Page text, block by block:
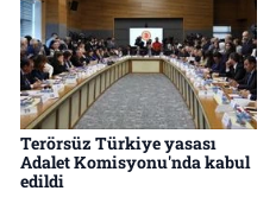
Terörsüz Türkiye yasası
Adalet Komisyonu'nda kabul
edildi